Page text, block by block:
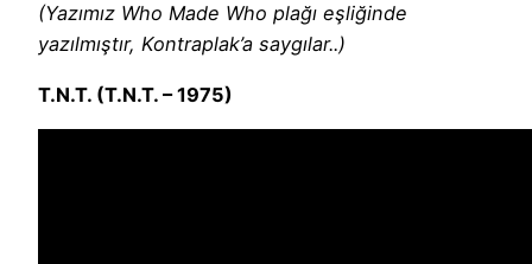
(Yazımız Who Made Who plağı eşliğinde
yazılmıştır, Kontraplak’a saygılar..)
T.N.T. (T.N.T. – 1975)